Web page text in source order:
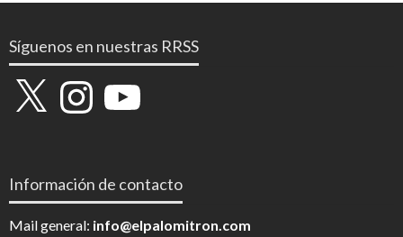
Síguenos en nuestras RRSS
X InstagramYouTube
Información de contacto
Mail general: info@elpalomitron.com